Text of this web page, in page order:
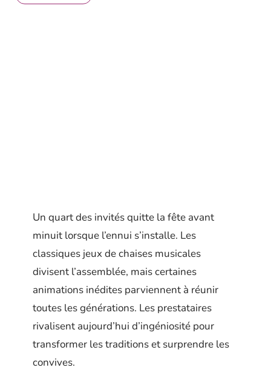
Un quart des invités quitte la fête avant
minuit lorsque l’ennui s’installe. Les
classiques jeux de chaises musicales
divisent l’assemblée, mais certaines
animations inédites parviennent à réunir
toutes les générations. Les prestataires
rivalisent aujourd’hui d’ingéniosité pour
transformer les traditions et surprendre les
convives.